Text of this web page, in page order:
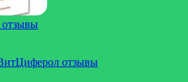
отзывы